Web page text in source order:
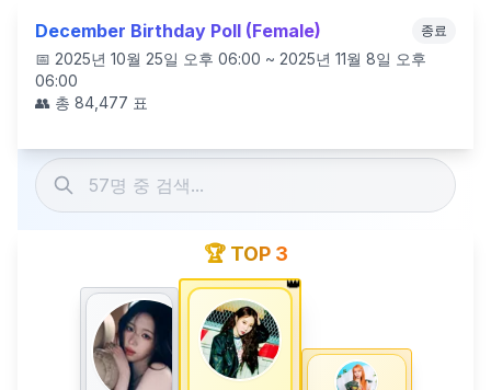
December Birthday Poll (Female) 종료
📅 2025년 10월 25일 오후 06:00 ~ 2025년 11월 8일 오후
06:00
👥 총 84,477 표
🏆 TOP 3
👑